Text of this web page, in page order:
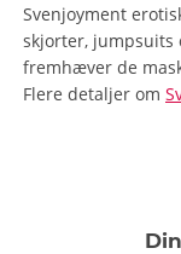
Svenjoyment
skjorter, jumpsuits
fremhæver de
Flere detaljer om